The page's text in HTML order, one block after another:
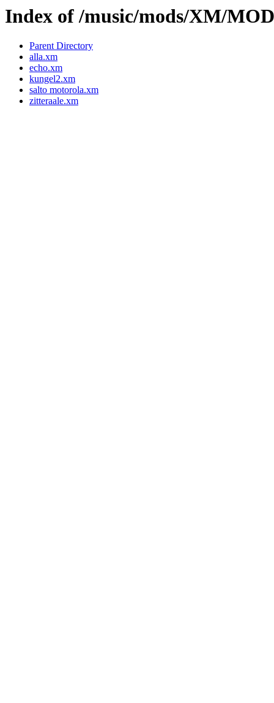
Index of /music/mods/XM/
Parent Directory
alla.xm
echo.xm
kungel2.xm
salto motorola.xm
zitteraale.xm